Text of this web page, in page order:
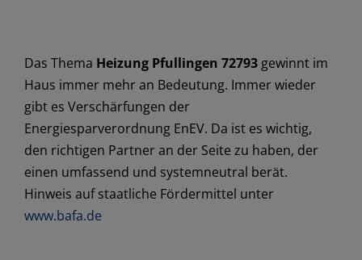
Das Thema Heizung Pfullingen 72793gewinnt im
Haus immer mehr an Bedeutung. Immer wieder
gibt es Verschärfungen der
Energiesparverordnung EnEV. Da ist es wichtig,
den richtigen Partner an der Seite zu haben, der
einen umfassend und systemneutral berät.
Hinweis auf staatliche Fördermittel unter
www.bafa.de